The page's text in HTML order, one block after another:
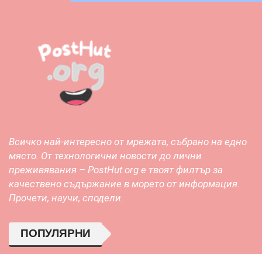
Всичко най-интересно от мрежата, събрано на едно
място. От технологични новости до лични
преживявания – PostHut.org е твоят филтър за
качествено съдържание в морето от информация.
Прочети, научи, сподели.
ПОПУЛЯРНИ